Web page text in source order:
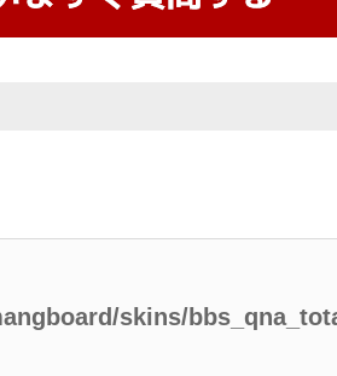
skins/